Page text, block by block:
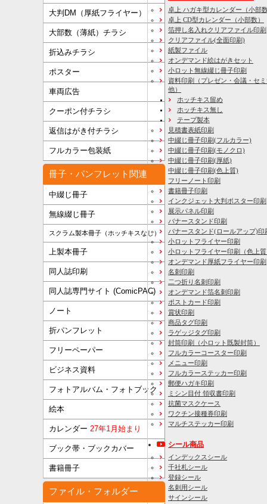
大判DM（厚紙フライヤー）
大部数（薄紙）チラシ
折込みチラシ
ポスター
車両広告
クーポン付チラシ
返信はがき付チラシ
フルカラー包装紙
冊子・パンフレット関連
中綴じ冊子
無線綴じ冊子
スクラム製本冊子（ホッチキスなし）
上製本冊子
同人誌印刷
同人誌専門サイト (ComicPAC)
ノート
折パンフレット
フリーペーパー
ビジネス資料
フォトアルバム・フォトブック
絵本
カレンダー 27年1月始まり
ブック帯・ブックカバー
書籍冊子
ファイル・フォルダー
卓上 ハガキ型カレンダー（小部
卓上 CD型カレンダー（小部数）
箔押し名入れクリアファイル印刷
クリアファイル(全面印刷)
紙製ファイル
オンデマンド絵はがきセット
小ロット無線綴じ冊子印刷
資料印刷
（プレゼン・会議・セ
他）
ホッチキス留め
ホッチキス無し
テープ製本
見積書表紙印刷
中綴じ冊子印刷(フルカラー)
中綴じ冊子印刷(モノクロ)
中綴じ冊子印刷(厚紙)
中綴じ冊子印刷(色上質)
フリーノート印刷
書籍冊子印刷
インクジェット大判ポスター印刷
展示パネル印刷
バナースタンド印刷
バナースタンド(ロールアップ)印
小ロットフライヤー印刷
小ロットフライヤー印刷（色上
オンデマンド厚紙フライヤー印刷
名刺印刷
二つ折り名刺印刷
オンデマンド箔名刺印刷
ポストカード印刷
賞状印刷
商品タグ印刷
ラゲッジタグ印刷
封筒印刷
（小ロット既製封筒）
フルカラーコースター印刷
メニュー印刷
フルカラーステッカー印刷
郵便ハガキ印刷
ミシン目付 領収書印刷
抗菌マスクケース
ワクチン接種券印刷
マルチステッカー印刷
シール商品
インデックスシール
千社札シール
登録シール
名刺用シール
サインシール